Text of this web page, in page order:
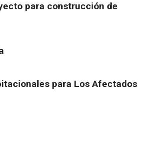
para construcción de
para Los Afectados